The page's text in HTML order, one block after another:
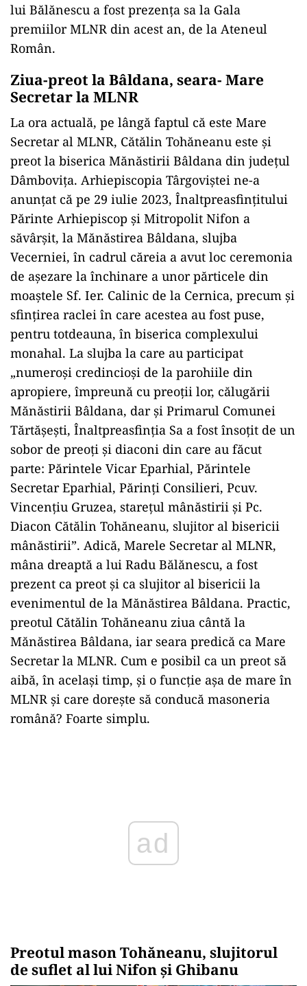
lui Bălănescu a fost prezența sa la Gala
premiilor MLNR din acest an, de la Ateneul
Român.
Ziua-preot la Bâldana, seara- Mare
Secretar la MLNR
La ora actuală, pe lângă faptul că este Mare
Secretar al MLNR, Cătălin Tohăneanu este și
preot la biserica Mănăstirii Bâldana din județul
Dâmbovița. Arhiepiscopia Târgoviștei ne-a
anunțat că pe 29 iulie 2023, Înaltpreasfințitului
Părinte Arhiepiscop și Mitropolit Nifon a
săvârșit, la Mănăstirea Bâldana, slujba
Vecerniei, în cadrul căreia a avut loc ceremonia
de așezare la închinare a unor părticele din
moaștele Sf. Ier. Calinic de la Cernica, precum și
sfințirea raclei în care acestea au fost puse,
pentru totdeauna, în biserica complexului
monahal. La slujba la care au participat
„numeroși credincioși de la parohiile din
apropiere, împreună cu preoții lor, călugării
Mănăstirii Bâldana, dar și Primarul Comunei
Tărtășești, Înaltpreasfinția Sa a fost însoțit de un
sobor de preoți și diaconi din care au făcut
parte: Părintele Vicar Eparhial, Părintele
Secretar Eparhial, Părinți Consilieri, Pcuv.
Vincențiu Gruzea, starețul mânăstirii și Pc.
Diacon Cătălin Tohăneanu, slujitor al bisericii
mânăstirii”. Adică, Marele Secretar al MLNR,
mâna dreaptă a lui Radu Bălănescu, a fost
prezent ca preot și ca slujitor al bisericii la
evenimentul de la Mănăstirea Bâldana. Practic,
preotul Cătălin Tohăneanu ziua cântă la
Mănăstirea Bâldana, iar seara predică ca Mare
Secretar la MLNR. Cum e posibil ca un preot să
aibă, în același timp, și o funcție așa de mare în
MLNR și care dorește să conducă masoneria
română? Foarte simplu.
Preotul mason Tohăneanu, slujitorul
de suflet al lui Nifon și Ghibanu